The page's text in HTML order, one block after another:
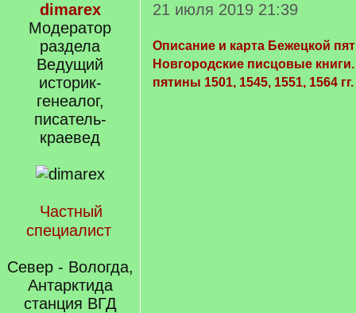
dimarex
Модератор
раздела
Ведущий
историк-
генеалог,
писатель-
краевед
Частный
специалист
Север - Вологда,
Антарктида
станция ВГД
21 июля 2019 21:39
Описание и карта Бежецкой
Новгородские писцовые
пятины 1501, 1545, 1551, 1564 гг.